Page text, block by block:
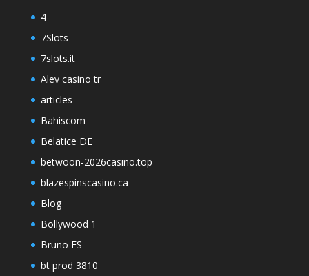
4
7Slots
7slots.it
Alev casino tr
articles
Bahiscom
Belatice DE
betwoon-2026casino.top
blazespinscasino.ca
Blog
Bollywood 1
Bruno ES
bt prod 3810